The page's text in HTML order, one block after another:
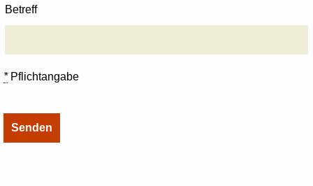
Betreff
*Pflichtangabe